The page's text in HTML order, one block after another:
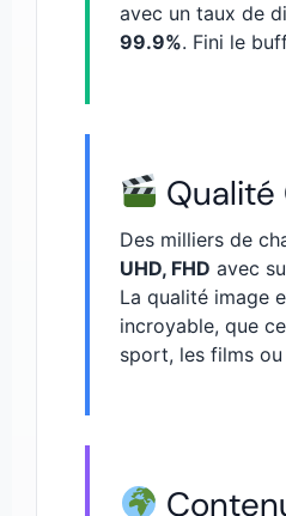
avec un taux de
99.9%. Fini le
Qualité
Des milliers de
UHD, FHD avec
La qualité image
incroyable, que
sport, les films ou